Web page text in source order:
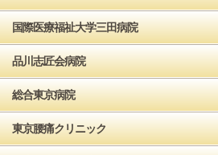
国際医療福祉大学三田病院
品川志匠会病院
総合東京病院
東京腰痛クリニック